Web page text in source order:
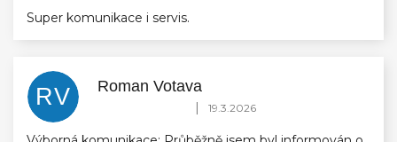
Super komunikace i servis.
RV Roman Votava
Hodnocení obchodu je 5 z 5 hvězdiček.
| 19.3.2026